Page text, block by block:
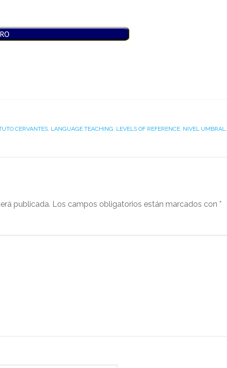
CERVANTES, LANGUAGE TEACHING, LEVELS OF REFERENCE, NIVEL UMBRAL,
publicada. Los campos obligatorios están marcados con *